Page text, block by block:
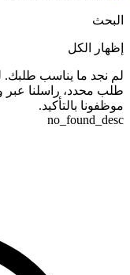
البحث
إظهار الكل
لم نجد ما يناسب طلبك.
موظفونا بالتأكيد.
no_found_desc